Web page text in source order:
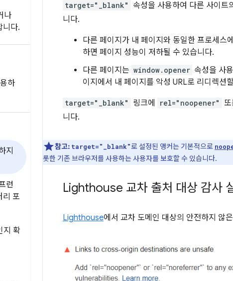
나
니다.
하
지
런
리 포
지 확
target="_blank"
속성을 사용하여 다른 사이트
니다.
다른 페이지가 내 페이지와 동일한 프로세
하면 페이지 성능이 저하될 수 있습니다.
다른 페이지는 window.opener 속성을 사
이지에서 내 페이지를 악성 URL로 리디렉션
target="_blank" 링크에 rel="noopener"
니다.
참고: target="_blank"로 설정된 앵커는 기본적으로
롯한 기존 브라우저를 사용하는 사용자를 보호할 수 있습니다.
Lighthouse 교차 출처 대상 감사
Lighthouse에서 교차 도메인 대상의 안전하지 않